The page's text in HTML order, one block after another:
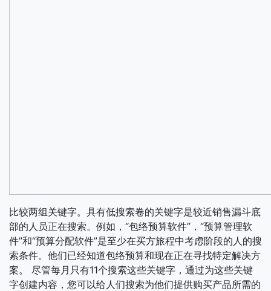
比较两组关键字。具有低搜索卷的关键字是较近销售漏斗底
部的人员正在搜索。例如，“包络预算软件”，“预算管理软
件”和“预算分配软件”是至少在买方旅程中考虑阶段的人的搜
索条件。他们已经知道包络预算和现在正在寻找特定解决方
案。
尽管每月只有11个搜索这些关键字，通过为这些关键
字创建内容，您可以给人们搜索为他们提供购买产品所需的